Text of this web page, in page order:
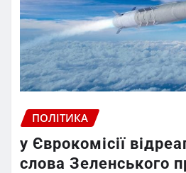
ПОЛІТИКА
у Єврокомісії
слова Зеленського